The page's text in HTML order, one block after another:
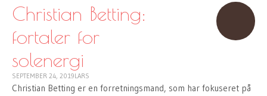
CONTENT
Christian Betting:
fortaler for
solenergi
SEPTEMBER 24, 2019LARS
Christian Betting er en forretningsmand, som har fokuseret på